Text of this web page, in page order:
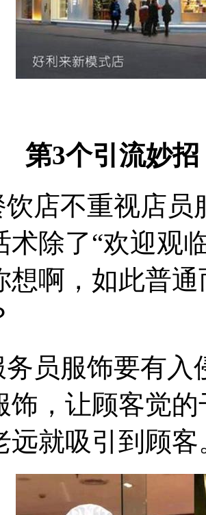
第3个引流妙
店不重视店员
术除了“欢迎观
想啊，如此普
员服饰要有入
饰，让顾客觉
远就吸引到顾客